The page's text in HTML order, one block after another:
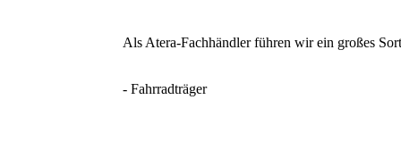
Als Atera-Fachhändler führen wir ein großes
- Fahrradträger